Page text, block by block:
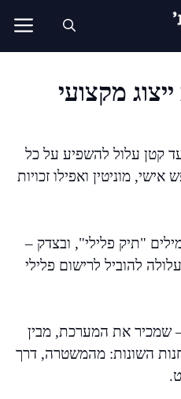
מקצועי
קטן עלול להשפיע על כל
מוניטין ואפילו זכויות
"תיק פלילי", ובצדק –
להוביל לרישום פלילי
– שמכיר את המערכת, מבין
השונות: מהמשטרה, דרך